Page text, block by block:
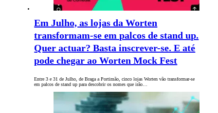
Em Julho, as lojas da Worten
transformam-se em palcos de stand up.
Quer actuar? Basta inscrever-se. E até
pode chegar ao Worten Mock Fest
Entre 3 e 31 de Julho, de Braga a Portimão, cinco lojas Worten vão transformar-se
em palcos de stand up para descobrir os nomes que irão…